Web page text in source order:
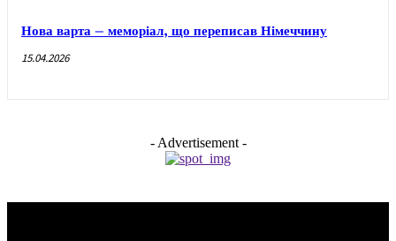
Нова варта – меморіал, що переписав Німеччину
15.04.2026
- Advertisement -